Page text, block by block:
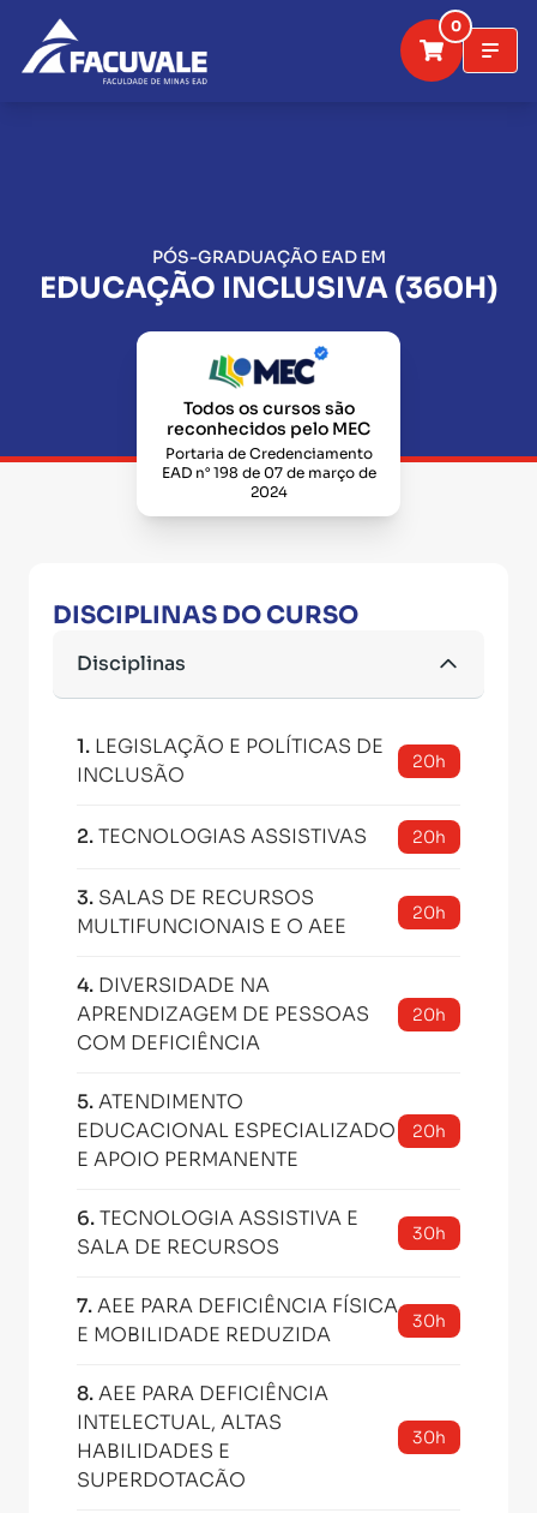
0
PÓS-GRADUAÇÃO EAD EM
EDUCAÇÃO INCLUSIVA (360H)
Todos os cursos são
reconhecidos pelo MEC
Portaria de Credenciamento
EAD n° 198 de 07 de março de
2024
DISCIPLINAS DO CURSO
Disciplinas
1. LEGISLAÇÃO E POLÍTICAS DE
INCLUSÃO
20h
2.TECNOLOGIAS ASSISTIVAS 20h
3. SALAS DE RECURSOS
MULTIFUNCIONAIS E O AEE
20h
4. DIVERSIDADE NA
APRENDIZAGEM DE PESSOAS
COM DEFICIÊNCIA
20h
5.ATENDIMENTO
EDUCACIONAL ESPECIALIZADO
E APOIO PERMANENTE
20h
6.TECNOLOGIA ASSISTIVA E
SALA DE RECURSOS
30h
7.AEE PARA DEFICIÊNCIA FÍSICA
E MOBILIDADE REDUZIDA
30h
8.AEE PARA DEFICIÊNCIA
INTELECTUAL, ALTAS
HABILIDADES E
SUPERDOTACÃO
30h